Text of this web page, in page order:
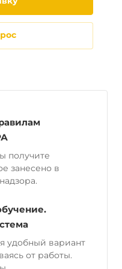
получите
занесено в
удобный вариант
от работы.